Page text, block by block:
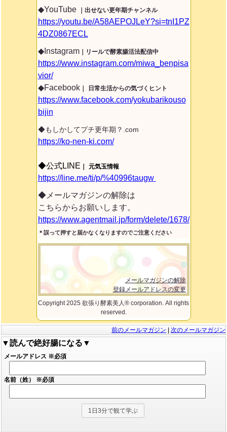
◆YouTube ｜出せない更年期チャンネル
https://youtu.be/A58AEPOJLeY?si=tnI1PZ
4DZ0867ECL
◆Instagram｜リールで酵素腸活法配信中
https://www.instagram.com/miwa_benpisa
vior/
◆Facebook｜ 日常生活からの気づくヒント
https://www.facebook.com/yokubarikouso
bijin
◆もしかしてプチ更年期？.com
https://ko-nen-ki.com/
◆公式LINE ｜ 元気玉情報
https://line.me/ti/p/%40996taugw
◆メールマガジンの解除は
こちらからお願いします。
https://www.agentmail.jp/form/delete/1678/
＊誤って押すと届かなくなりますのでご注意ください
メールマガジンの解除
登録メールアドレスの変更
Copyright 2025 欲張り酵素美人® corporation. All rights
reserved.
前のメールマガジン | 次のメールマガジン
▼読んで絶好腸になる▼
メールアドレス ※必須
名前（姓） ※必須